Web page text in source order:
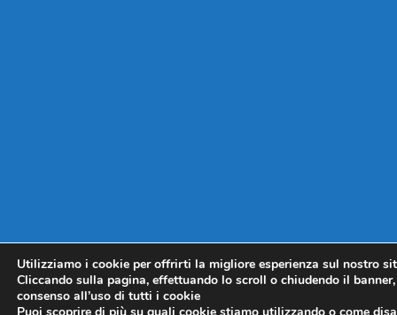
Utilizziamo i cookie per offrirti la migliore esperienza sul nostro
Cliccando sulla pagina, effettuando lo scroll o chiudendo il
consenso all’uso di tutti i cookie